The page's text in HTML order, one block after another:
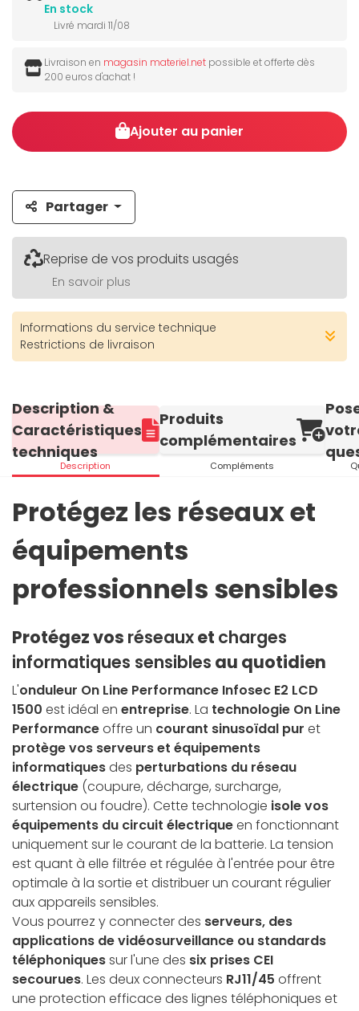
En stock
Livré mardi 11/08
Livraison en magasin materiel.net possible et offerte dès
200 euros d'achat !
Ajouter au panier
Partager
Reprise de vos produits usagés
En savoir plus
Informations du service technique
Restrictions de livraison
Description &
Caractéristiques
techniques
Description
Produits
complémentaires
Compléments
Protégez les réseaux et
équipements
professionnels sensibles
Protégez vos réseauxet charges
informatiques sensibles au quotidien
L'onduleur On Line Performance Infosec E2 LCD
1500 est idéal en entreprise. La technologie On Line
Performanceoffre un courant sinusoïdal pur et
protège vos serveurs et équipements
informatiquesdes perturbations du réseau
électrique (coupure, décharge, surcharge,
surtension ou foudre). Cette technologie isole vos
équipements du circuit électriqueen fonctionnant
uniquement sur le courant de la batterie. La tension
est quant à elle filtrée et régulée à l'entrée pour être
optimale à la sortie et distribuer un courant régulier
aux appareils sensibles.
Vous pourrez y connecter des serveurs, des
applications de vidéosurveillance ou standards
téléphoniquessur l'une des six prises CEI
secourues. Les deux connecteurs RJ11/45 offrent
une protection efficace des lignes téléphoniques et